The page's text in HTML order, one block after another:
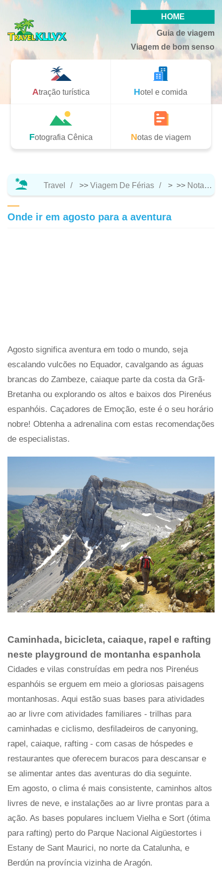
HOME
Guia de viagem
Viagem de bom senso
Atração turística Hotel e comida
Fotografia Cênica Notas de viagem
Travel >> Viagem De Férias > >> Notas De Viagem
Onde ir em agosto para a aventura
Agosto significa aventura em todo o mundo, seja
escalando vulcões no Equador, cavalgando as águas
brancas do Zambeze, caiaque parte da costa da Grã-
Bretanha ou explorando os altos e baixos dos Pirenéus
espanhóis. Caçadores de Emoção, este é o seu horário
nobre! Obtenha a adrenalina com estas recomendações
de especialistas.
Caminhada, bicicleta, caiaque, rapel e rafting
neste playground de montanha espanhola
Cidades e vilas construídas em pedra nos Pirenéus
espanhóis se erguem em meio a gloriosas paisagens
montanhosas. Aqui estão suas bases para atividades
ao ar livre com atividades familiares - trilhas para
caminhadas e ciclismo, desfiladeiros de canyoning,
rapel, caiaque, rafting - com casas de hóspedes e
restaurantes que oferecem buracos para descansar e
se alimentar antes das aventuras do dia seguinte.
Em agosto, o clima é mais consistente, caminhos altos
livres de neve, e instalações ao ar livre prontas para a
ação. As bases populares incluem Vielha e Sort (ótima
para rafting) perto do Parque Nacional Aigüestortes i
Estany de Sant Maurici, no norte da Catalunha, e
Berdún na província vizinha de Aragón.